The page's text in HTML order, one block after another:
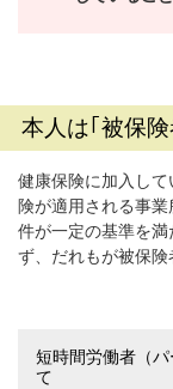
本人は｢被保
健康保険に加入し
険が適用される事
件が一定の基準を
ず、だれもが被保険
短時間労働者（
て